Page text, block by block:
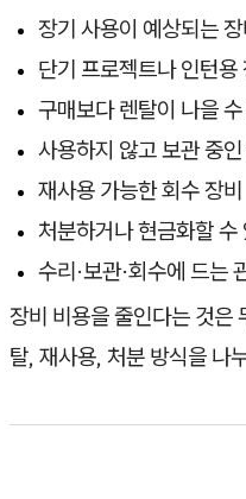
장기 사용이 예상되는
단기 프로젝트나 인턴용
구매보다 렌탈이 나을
사용하지 않고 보관 중
재사용 가능한 회수 장비
처분하거나 현금화할 수
수리·보관·회수에 드는
장비 비용을 줄인다는 것은
탈, 재사용, 처분 방식을 나